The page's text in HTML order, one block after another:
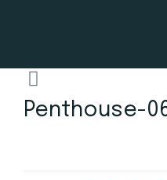
Penthouse-